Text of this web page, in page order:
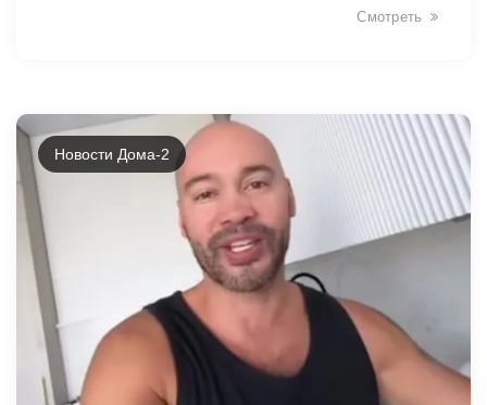
Смотреть
Новости Дома-2